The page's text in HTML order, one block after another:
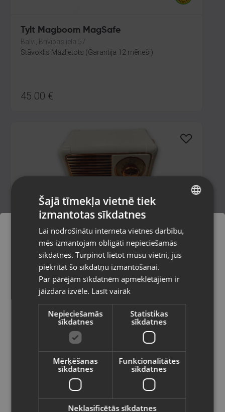
Tylt Magboom MagSafe
Balvi, Brīvības iela 57
Stāvoklis Mazlietots (Garantija 12 mēneši)
45.00 €
H M 11 Portable Wireless Speaker
Rīga, Mārupes iela 3
Stāvoklis Mazlietots (Garantija 12 mēneši)
9.00€
Pasūtījumi tiks piegādāti uz
izvēlēto valsti
Vietnes saturs būs attēlots izvēlētajā
valodā
Valsts
Latviešu / Latvian
RUSSIAN
Šajā tīmekļa vietnē tiek
izmantotas sīkdatnes
Lai nodrošinātu interneta vietnes darbību,
mēs izmantojam obligāti nepieciešamās
sīkdatnes. Turpinot lietot mūsu vietni, jūs
piekrītat šo sīkdatņu izmantošanai.
Par pārējām sīkdatnēm apmeklētājiem ir
jāizdara izvēle. Lasīt vairāk
Nepieciešamās
sīkdatnes
Statistikas
sīkdatnes
Mērķēšanas
sīkdatnes
Funkcionalitātes
sīkdatnes
Neklasificētās sīkdatnes